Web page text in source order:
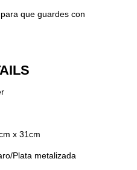
que guardes con
x 31cm
Plata metalizada